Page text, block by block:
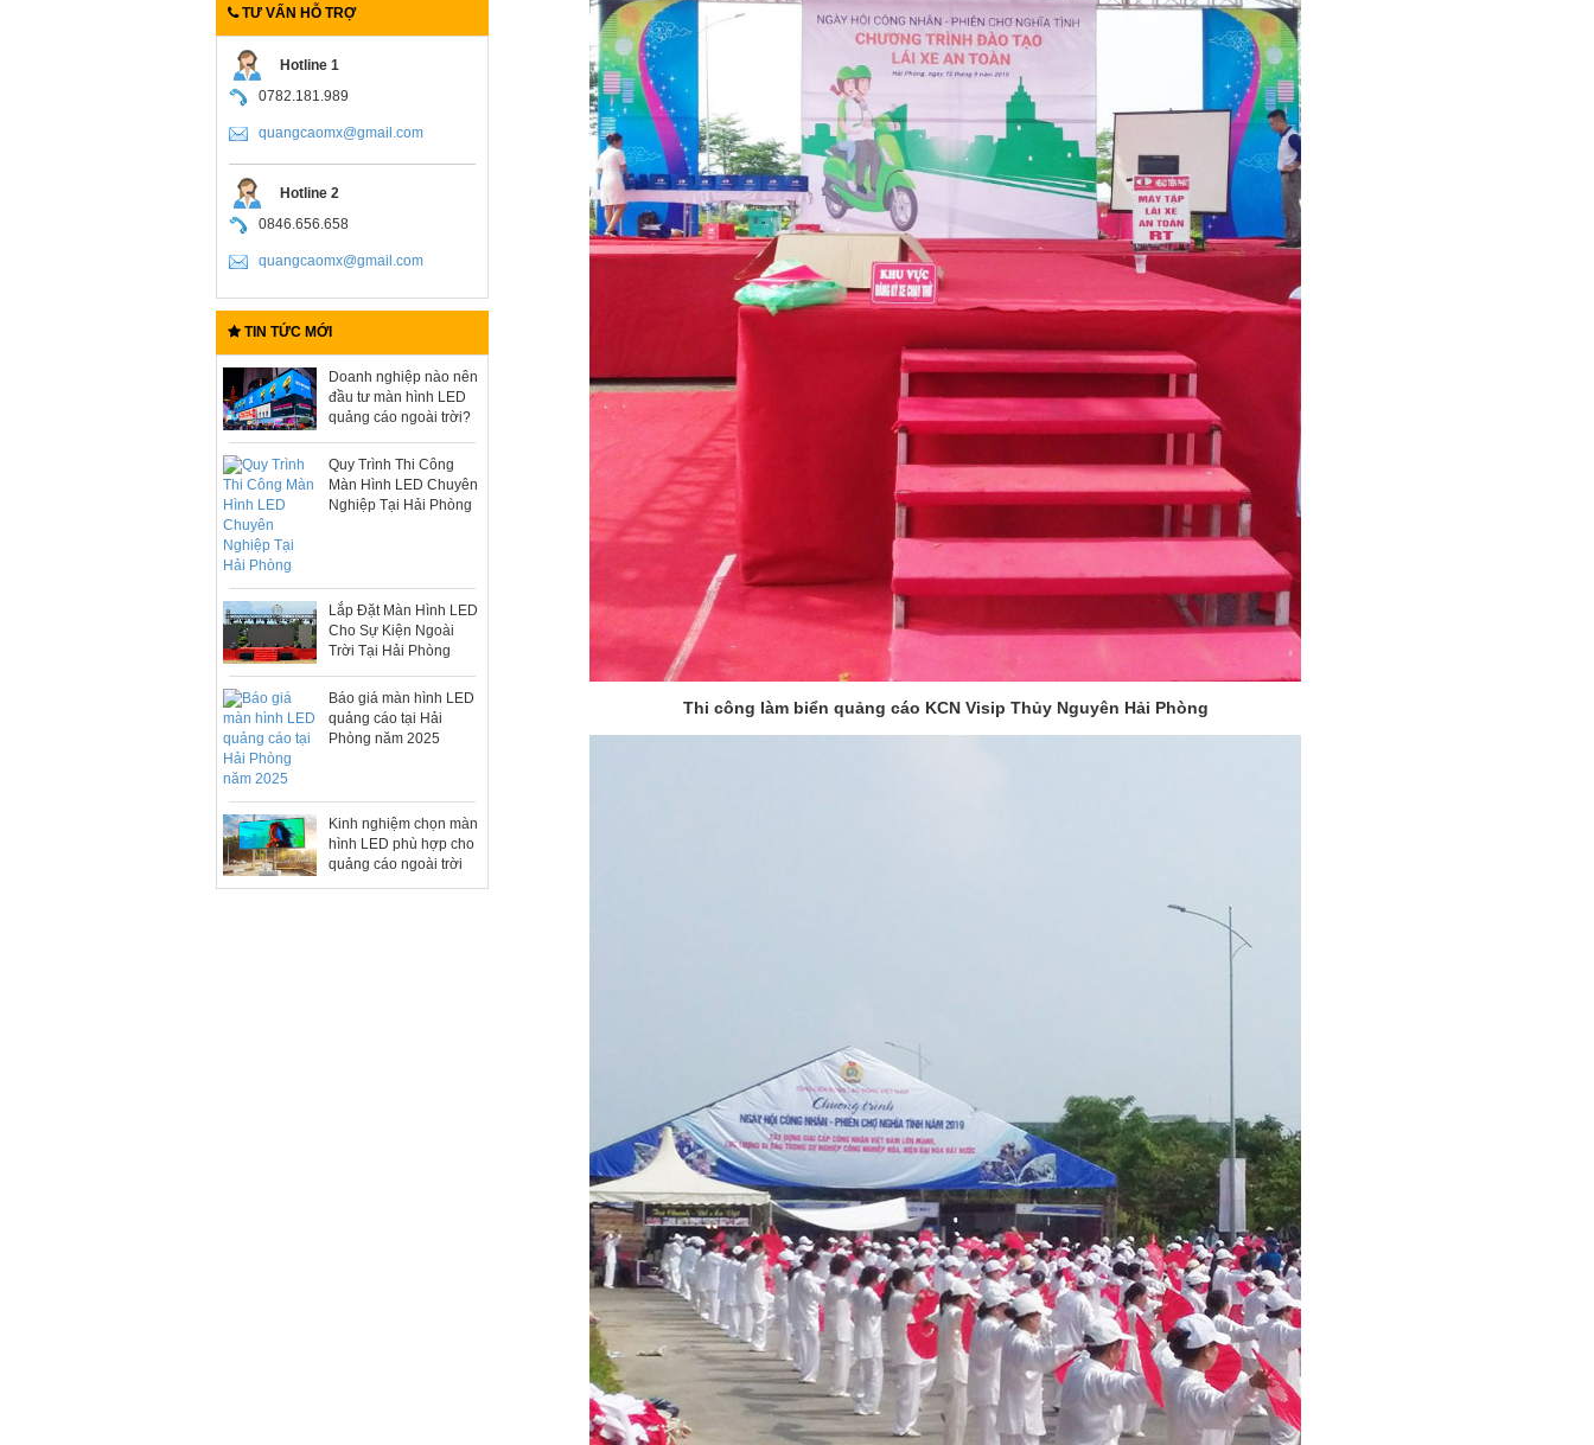
TƯ VẤN HỖ TRỢ
Hotline 1
0782.181.989
quangcaomx@gmail.com
Hotline 2
0846.656.658
quangcaomx@gmail.com
TIN TỨC MỚI
Doanh nghiệp nào nên
đầu tư màn hình LED
quảng cáo ngoài trời?
Quy Trình Thi Công
Màn Hình LED Chuyên
Nghiệp Tại Hải Phòng
Lắp Đặt Màn Hình LED
Cho Sự Kiện Ngoài
Trời Tại Hải Phòng
Báo giá màn hình LED
quảng cáo tại Hải
Phòng năm 2025
Kinh nghiệm chọn màn
hình LED phù hợp cho
quảng cáo ngoài trời
Thi công làm biển quảng cáo KCN Visip Thủy Nguyên Hải Phòng